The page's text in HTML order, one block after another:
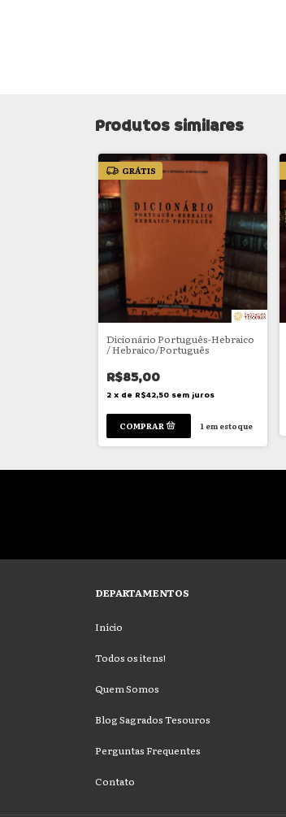
Produtos similares
GRÁTIS
Dicionário Português-Hebraico
/ Hebraico/Português
R$85,00
2 x de R$42,50 sem juros
1em estoque
DEPARTAMENTOS
Início
Todos os itens!
Quem Somos
Blog Sagrados Tesouros
Perguntas Frequentes
Contato